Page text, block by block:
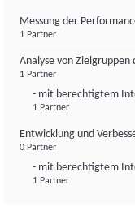
Messung der
1 Partner
Analyse von
1 Partner
- mit berechtigtem
1 Partner
Entwicklung und
0 Partner
- mit berechtigtem
1 Partner